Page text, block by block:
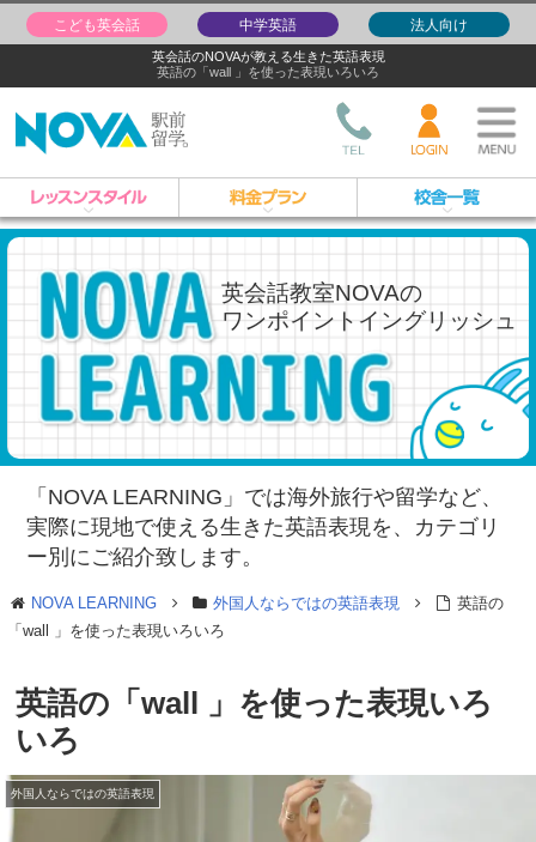
英会話のNOVAが教える生きた英語表現
英語の「wall 」を使った表現いろいろ
こども英会話 中学英語 法人向け
英会話教室NOVAの
ワンポイントイングリッシュ
「NOVA LEARNING」では海外旅行や留学など、
実際に現地で使える生きた英語表現を、 カテゴリ
ー別にご紹介致します。
NOVA LEARNING 外国人ならではの英語表現
英語の
「wall 」を使った表現いろいろ
英語の「wall 」を使った表現いろ
いろ
外国人ならではの英語表現